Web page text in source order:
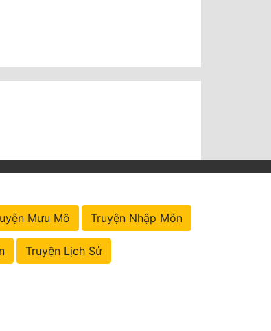
Mưu Mô Truyện Nhập Môn
Truyện Lịch Sử